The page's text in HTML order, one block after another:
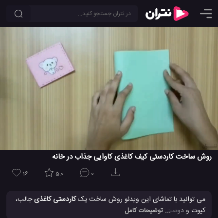
روش ساخت کاردستی کیف کاغذی کاوایی جذاب در خانه
16 5.0 0
می توانید با تماشای این ویدئو روش ساخت یککاردستی کاغذیجالب،
کیوت و دوست داشتنی را یاد بگیرید. این کیف های کاغذی جالب به
... توضیحات کامل